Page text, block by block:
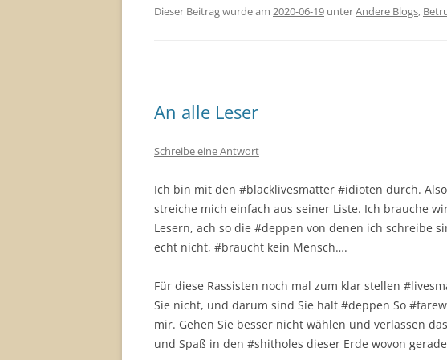
Dieser Beitrag wurde am 2020-06-19 unterAndere Blogs,
An alle Leser
Schreibe eine Antwort
Ich bin mit den #blacklivesmatter #idioten durch.
streiche mich einfach aus seiner Liste. Ich brauche
Lesern, ach so die #deppen von denen ich schreibe
echt nicht, #braucht kein Mensch….
Für diese Rassisten noch mal zum klar stellen
Sie nicht, und darum sind Sie halt #deppen So
mir. Gehen Sie besser nicht wählen und verlassen
und Spaß in den #shitholes dieser Erde wovon